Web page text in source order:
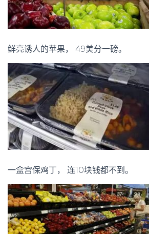
鲜亮诱人的苹果， 49美分一磅。
一盒宫保鸡丁， 连10块钱都不到。